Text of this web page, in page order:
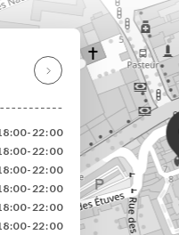
22:00
22:00
22:00
22:00
22:00
22:00